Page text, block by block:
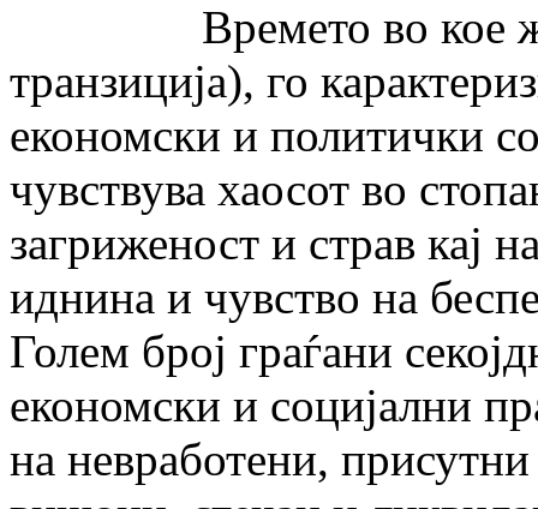
Времето во кое
транзиција), го
економски и политички
чувствува хаосот во
загриженост и страв кај
иднина и чувство на
Голем број граѓани
економски и социјални
на невработени,